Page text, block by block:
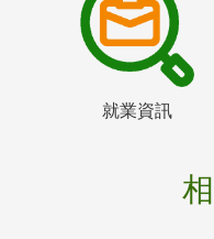
就業資訊